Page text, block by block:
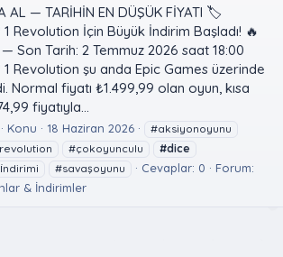
AL — TARİHİN EN DÜŞÜK FİYATI 🏷️
Revolution İçin Büyük İndirim Başladı! 🔥
Son Tarih: 2 Temmuz 2026 saat 18:00
Revolution şu anda Epic Games üzerinde
Normal fiyatı ₺1.499,99 olan oyun, kısa
fiyatıyla...
Konu 18 Haziran 2026
#aksiyonoyunu
#çokoyunculu
#dice
#savaşoyunu Cevaplar: 0
Forum:
& İndirimler